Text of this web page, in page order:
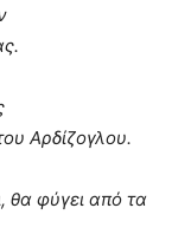
Αρδίζογλου.
θα φύγει από τα